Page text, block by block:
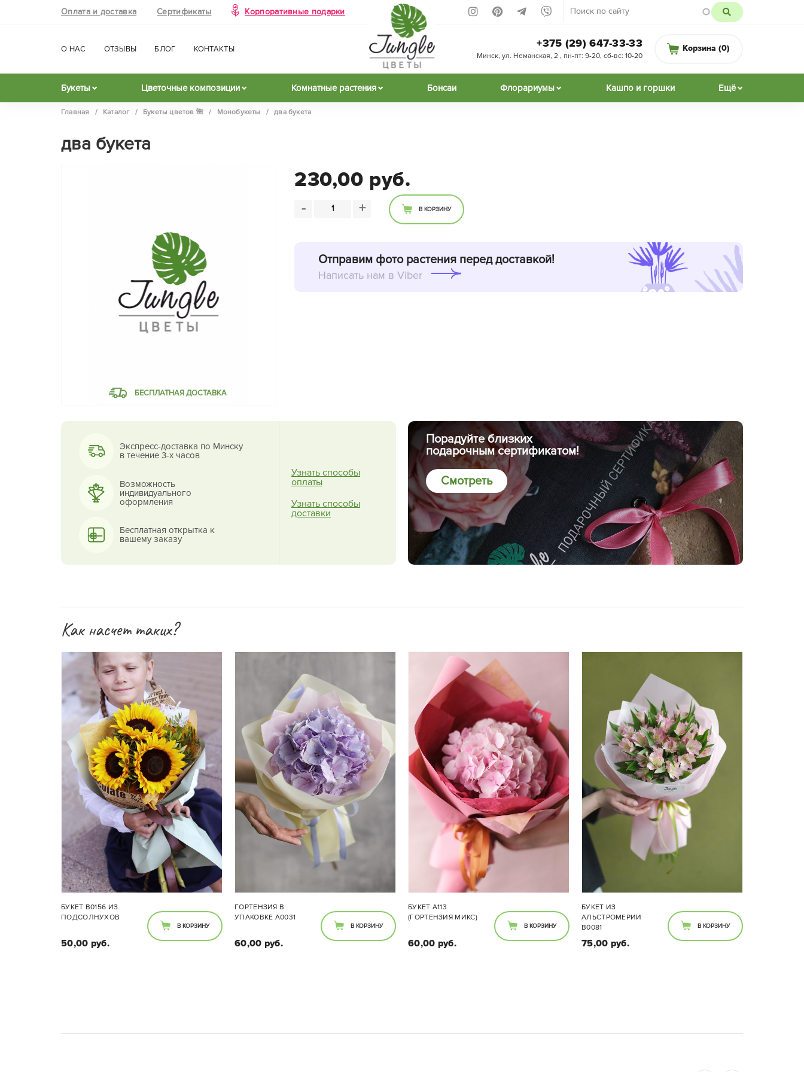
Оплата и доставка Сертификаты Корпоративные подарки
О НАС ОТЗЫВЫ БЛОГ КОНТАКТЫ Корзина (0)
+375 (29) 647-33-33
Минск, ул. Неманская, 2 , пн-пт: 9-20, сб-вс: 10-20
Букеты Цветочные композиции Комнатные растения Бонсаи Флорариумы Кашпо и горшки Ещё
Главная / Каталог / Букеты цветов 🌺 / Монобукеты / два букета
два букета
БЕСПЛАТНАЯ ДОСТАВКА
230,00 руб.
- + В КОРЗИНУ
Отправим фото растения перед доставкой!
Написать нам в Viber
Экспресс-доставка по Минску
в течение 3-х часов
Возможность
индивидуального
оформления
Бесплатная открытка к
вашему заказу
Узнать способы
оплаты
Узнать способы
доставки
Порадуйте близких
подарочным сертификатом!
Смотреть
Как насчет таких?
БУКЕТ B0156 ИЗ
ПОДСОЛНУХОВ
50,00 руб.
В КОРЗИНУ
Ваших предпочтений.
ГОРТЕНЗИЯ В
УПАКОВКЕ А0031
60,00 руб.
В КОРЗИНУ
БУКЕТ A113
(ГОРТЕНЗИЯ МИКС)
60,00 руб.
В КОРЗИНУ
БУКЕТ ИЗ
АЛЬСТРОМЕРИИ
В0081
75,00 руб.
В КОРЗИНУ